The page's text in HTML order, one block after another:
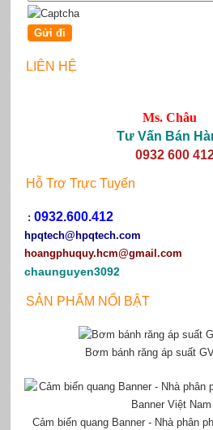
LIÊN HỆ
Ms. Châu
Tư Vấn Bán
0932 600
Hỗ Trợ Trực Tuyến
: 0932.600.412
hpqtech@hpqtech.com
hoangphuquy.hcm@gmail.com
chaunguyen3092
SẢN PHẨM NỔI BẬT
Bơm bánh răng áp suất
Cảm biến quang Banner - Nhà phân